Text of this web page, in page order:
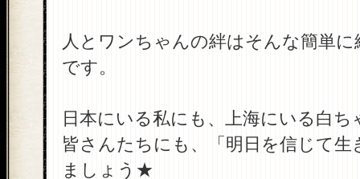
人とワンちゃんの絆はそんな簡単
です。
日本にいる私にも、上海にいる白ち
皆さんたちにも、「明日を信じて生
ましょう★